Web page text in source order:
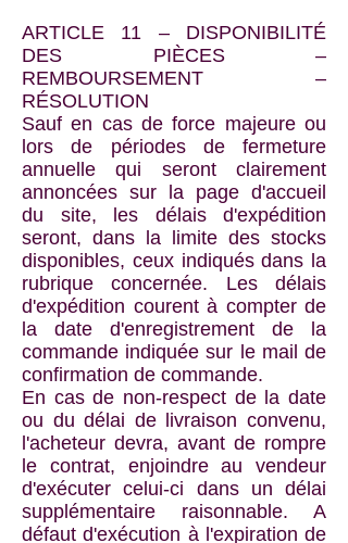
ARTICLE 11 – DISPONIBILITÉ
DES PIÈCES –
REMBOURSEMENT –
RÉSOLUTION
Sauf en cas de force majeure ou
lors de périodes de fermeture
annuelle qui seront clairement
annoncées sur la page d'accueil
du site, les délais d'expédition
seront, dans la limite des stocks
disponibles, ceux indiqués dans la
rubrique concernée. Les délais
d'expédition courent à compter de
la date d'enregistrement de la
commande indiquée sur le mail de
confirmation de commande.
En cas de non-respect de la date
ou du délai de livraison convenu,
l'acheteur devra, avant de rompre
le contrat, enjoindre au vendeur
d'exécuter celui-ci dans un délai
supplémentaire raisonnable. A
défaut d'exécution à l'expiration de